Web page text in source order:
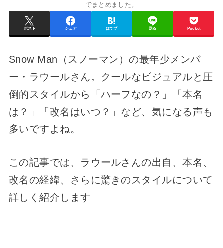
でまとめました。
ポスト シェア はてブ 送る Pocket
Snow Man（スノーマン）の最年少メンバ
ー・ラウールさん。クールなビジュアルと圧
倒的スタイルから「ハーフなの？」「本名
は？」「改名はいつ？」など、気になる声も
多いですよね。
この記事では、ラウールさんの出自、本名、
改名の経緯、さらに驚きのスタイルについて
詳しく紹介します